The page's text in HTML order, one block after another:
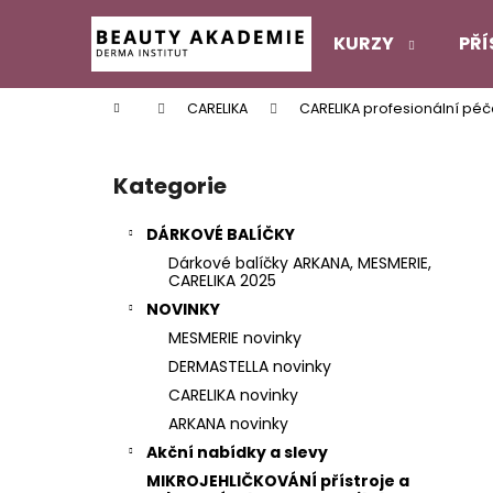
KURZY
Domů CARELIKA CARELIKA profesionální
Přeskočit
kategorie
Kategorie
DÁRKOVÉ BALÍČKY
Dárkové balíčky ARKANA, MESMERIE,
CARELIKA 2025
NOVINKY
MESMERIE novinky
DERMASTELLA novinky
CARELIKA novinky
ARKANA novinky
Akční nabídky a slevy
MIKROJEHLIČKOVÁNÍ přístroje a
í
Zpět
do
Zpět
do